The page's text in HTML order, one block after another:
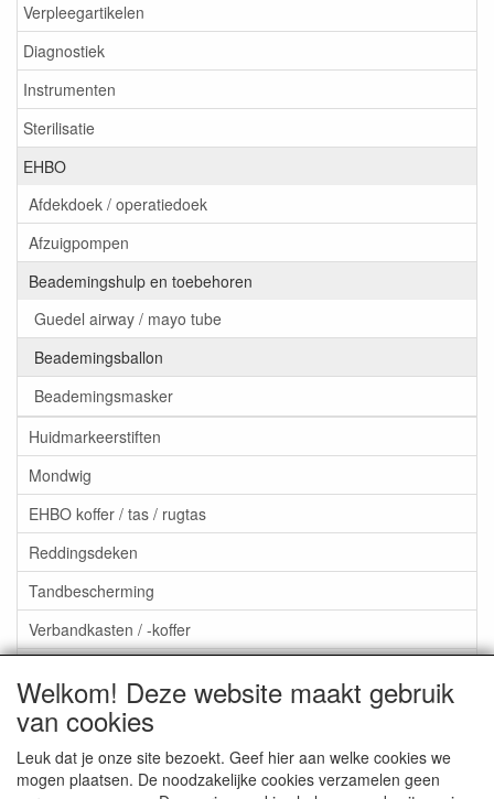
Verpleegartikelen
Diagnostiek
Instrumenten
Sterilisatie
EHBO
Afdekdoek / operatiedoek
Afzuigpompen
Beademingshulp en toebehoren
Guedel airway / mayo tube
Beademingsballon
Beademingsmasker
Huidmarkeerstiften
Mondwig
EHBO koffer / tas / rugtas
Reddingsdeken
Tandbescherming
Verbandkasten / -koffer
Aktieartikelen
Welkom! Deze website maakt gebruik
van cookies
Leuk dat je onze site bezoekt. Geef hier aan welke cookies we
mogen plaatsen. De noodzakelijke cookies verzamelen geen